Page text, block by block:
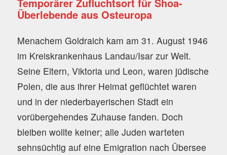
Überlebende aus Osteuropa
Menachem Goldraich kam am 31. August 1946
im Kreiskrankenhaus Landau/Isar zur Welt.
Seine Eltern, Viktoria und Leon, waren jüdische
Polen, die aus ihrer Heimat geflüchtet waren
und in der niederbayerischen Stadt ein
vorübergehendes Zuhause fanden. Doch
bleiben wollte keiner; alle Juden warteten
sehnsüchtig auf eine Emigration nach Übersee